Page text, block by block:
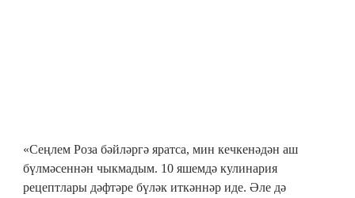
«Сеңлем Роза бәйләргә яратса, мин кечкенәдән аш
бүлмәсеннән чыкмадым. 10 яшемдә кулинария
рецептлары дәфтәре бүләк иткәннәр иде. Әле дә